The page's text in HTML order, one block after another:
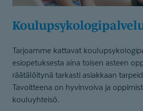
Tarjoamme kattavat
esiopetuksesta aina toisen asteen
räätälöitynä tarkasti asiakkaan
Tavoitteena on hyvinvoiva ja
kouluyhteisö.